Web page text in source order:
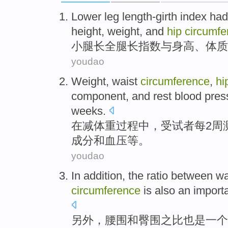
Lower leg length-girth index
height, weight, and hip
小腿长全腿长指数与身高、体
youdao
Weight, waist circumference,
component, and rest blood
weeks.
在减体重过程中， 受试者每2周
成分和 血压等。
youdao
In addition, the ratio between
circumference is also an
另外 ， 腰围和臀围 之 比也是一个